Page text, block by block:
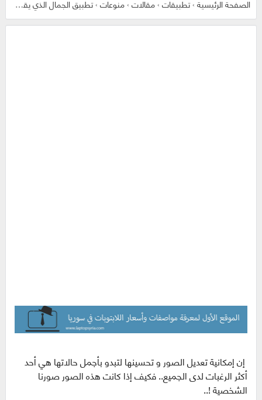
الصفحة الرئيسية›تطبيقات›مقالات›منوعات›تطبيق الجمال الذي يقوم بتحسين الصور الشخصية
إن إمكانية تعديل الصور و تحسينها لتبدو بأجمل حالاتها هي أحد
أكثر الرغبات لدى الجميع.. فكيف إذا كانت هذه الصور صورنا
الشخصية !..